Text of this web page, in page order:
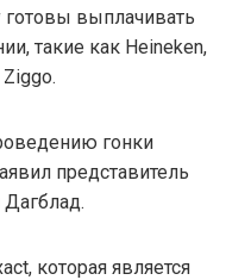
готовы выплачивать
такие как Heineken,
гонки
представитель
которая является